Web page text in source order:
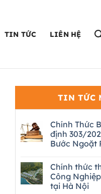
TIN TỨC LIÊN HỆ
TIN TỨC
Chính Thức
định 303/
Bước Ngoặt
Chính thức
Công
tại Hà Nội